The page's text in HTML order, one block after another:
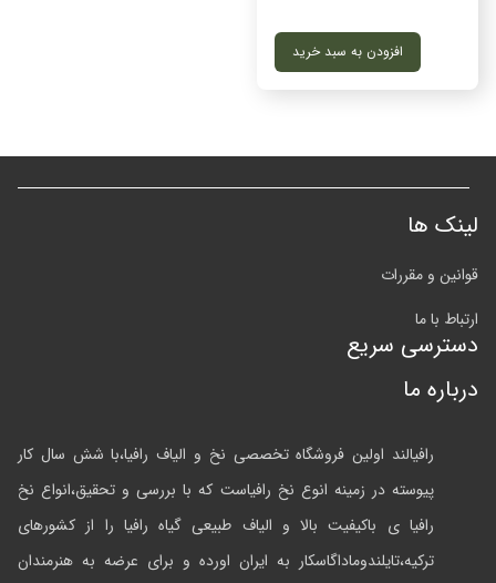
افزودن به سبد خرید
لینک ها
قوانین و مقررات
ارتباط با ما
دسترسی سریع
درباره ما
رافیالند اولین فروشگاه تخصصی نخ و الیاف رافیا،با شش سال کار
پیوسته در زمینه انوع نخ رافیاست که با بررسی و تحقیق،انواع نخ
رافیا ی باکیفیت بالا و الیاف طبیعی گیاه رافیا را از کشورهای
ترکیه،تایلندوماداگاسکار به ایران اورده و برای عرضه به هنرمندان